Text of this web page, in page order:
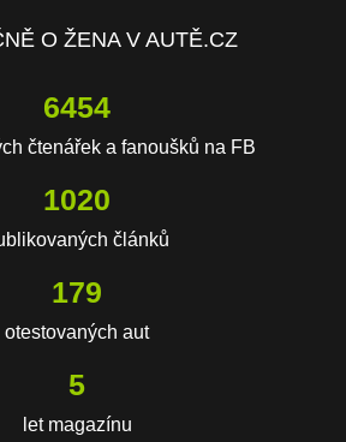
O ŽENA V AUTĚ.CZ
10262
čtenářek a fanoušků na FB
1622
článků
285
otestovaných aut
8
let magazínu